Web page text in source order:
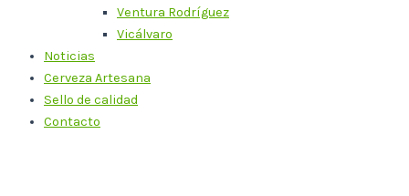
Ventura Rodríguez
Vicálvaro
Noticias
Cerveza Artesana
Sello de calidad
Contacto